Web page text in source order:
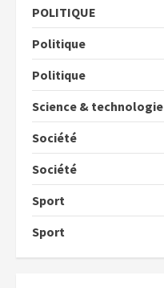
POLITIQUE
Politique
Politique
Science & technologie
Société
Société
Sport
Sport